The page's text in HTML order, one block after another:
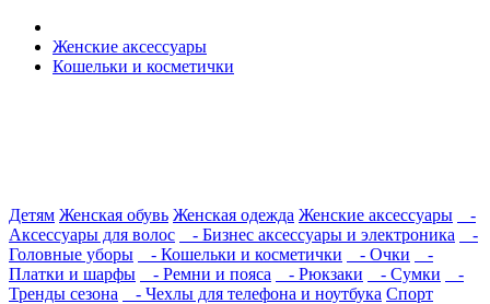
Женские аксессуары
Кошельки и косметички
Детям Женская обувь Женская одежда Женские аксессуары
-
Аксессуары для волос
- Бизнес аксессуары и электроника
-
Головные уборы
- Кошельки и косметички - Очки
-
Платки и шарфы
- Ремни и пояса - Рюкзаки - Сумки
-
Тренды сезона
- Чехлы для телефона и ноутбука Спорт